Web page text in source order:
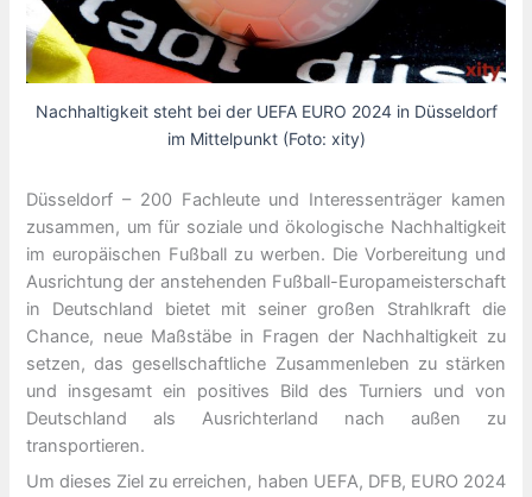
Nachhaltigkeit steht bei der UEFA EURO 2024 in Düsseldorf
im Mittelpunkt (Foto: xity)
Düsseldorf – 200 Fachleute und Interessenträger kamen
zusammen, um für soziale und ökologische Nachhaltigkeit
im europäischen Fußball zu werben. Die Vorbereitung und
Ausrichtung der anstehenden Fußball-Europameisterschaft
in Deutschland bietet mit seiner großen Strahlkraft die
Chance, neue Maßstäbe in Fragen der Nachhaltigkeit zu
setzen, das gesellschaftliche Zusammenleben zu stärken
und insgesamt ein positives Bild des Turniers und von
Deutschland als Ausrichterland nach außen zu
transportieren.
Um dieses Ziel zu erreichen, haben UEFA, DFB, EURO 2024